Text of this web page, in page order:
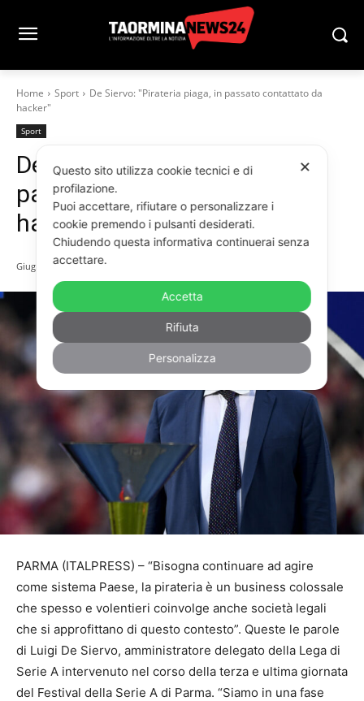
Home Sport
De Siervo: "Pirateria piaga, in passato contattato da
hacker"
Sport
De Siervo: “Pirateria piaga, in
passato contattato da
hacker”
Giugno 9, 2024
PARMA (ITALPRESS) – “Bisogna continuare ad agire
come sistema Paese, la pirateria è un business colossale
che spesso e volentieri coinvolge anche società legali
che si approfittano di questo contesto”. Queste le parole
di Luigi De Siervo, amministratore delegato della Lega di
Serie A intervenuto nel corso della terza e ultima giornata
del Festival della Serie A di Parma. “Siamo in una fase
✕
Questo sito utilizza cookie tecnici e di
profilazione.
Puoi accettare, rifiutare o personalizzare i
cookie premendo i pulsanti desiderati.
Chiudendo questa informativa continuerai senza
accettare.
Accetta
Rifiuta
Personalizza